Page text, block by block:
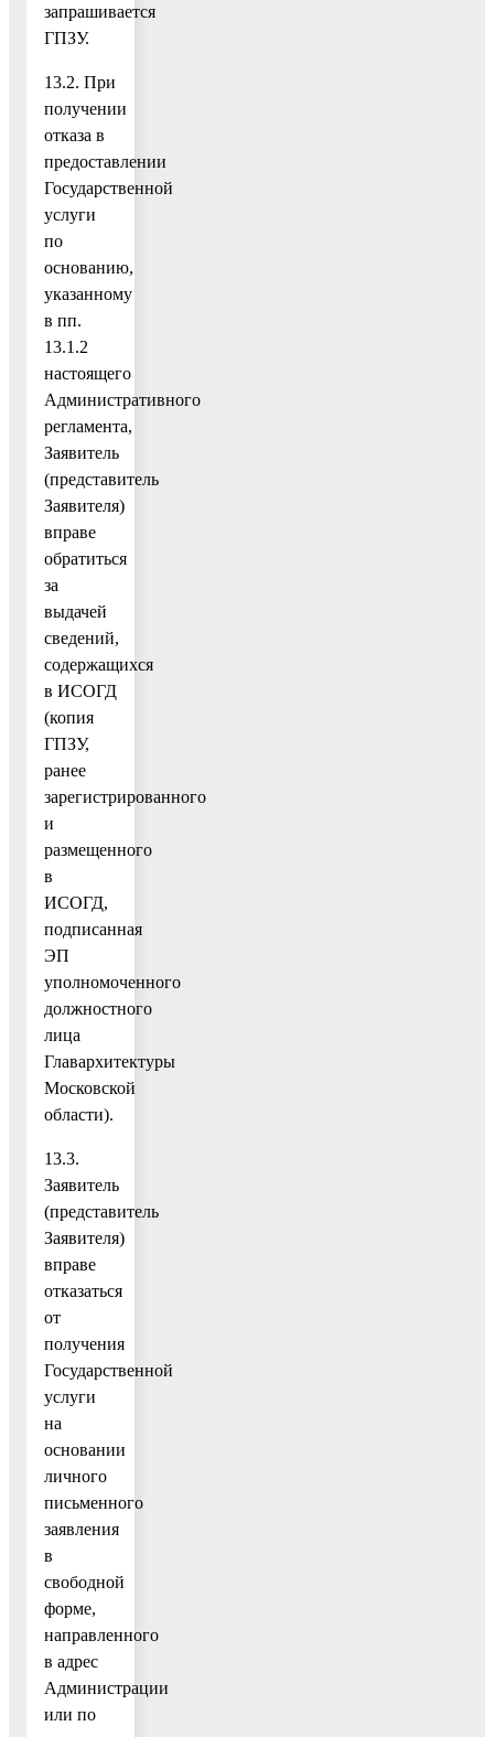
запрашивается
ГПЗУ.
13.2. При
получении
отказа в
предоставлении
Государственной
услуги
по
основанию,
указанному
в пп.
13.1.2
настоящего
Административного
регламента,
Заявитель
(представитель
Заявителя)
вправе
обратиться
за
выдачей
сведений,
содержащихся
в ИСОГД
(копия
ГПЗУ,
ранее
зарегистрированного
и
размещенного
в
ИСОГД,
подписанная
ЭП
уполномоченного
должностного
лица
Главархитектуры
Московской
области).
13.3.
Заявитель
(представитель
Заявителя)
вправе
отказаться
от
получения
Государственной
услуги
на
основании
личного
письменного
заявления
в
свободной
форме,
направленного
в адрес
Администрации
или по